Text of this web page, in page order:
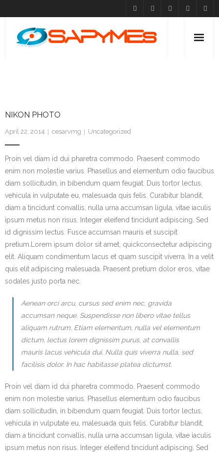
Clientes
Descargas
Contacto
NIKON PHOTO
April 22, 2014 cesarvmg Uncategorized
Proin vel diam id dui pharetra commodo. Praesent commodo
enim non molestie varius. Phasellus and elementum odio faucibus
diam sollicitudin, in bibendum quam feugiat. Duis tortor lectus,
vehicula in vulputate eu, malesuada quis felis. Curabitur blandit,
diam a tincidunt convallis, nulla urna accumsan ligula, vitae iaculis
ipsum metus non risus. Integer eleifend tincidunt adipiscing. Sed
id dignissim lectus. Fusce accumsan mauris et suscipit
pretium.Lorem ipsum dolor sit amet, quickconsectetur adipiscing
elit. Aliquam condimentum lacus et quam suscipit viverra. In a velit
quis elit adipiscing malesuada. Praesent pretium dolor eros, vitae
sodales justo porta nec.
Aenean orci arcu, cursus sed enim nec, gravida
accumsan neque. Suspendisse non libero vitae tellus
aliquam rutrum. Etiam elementum, nulla vel elementum
dictum, lectus lorem dignissim purus, at convallis
mauris lacus vehicula dui. Nulla quis viverra nulla, sed
facilisis dolor. In hac habitasse platea dictumst.
Proin vel diam id dui pharetra commodo. Praesent commodo
enim non molestie varius. Phasellus elementum odio faucibus
diam sollicitudin, in bibendum quam feugiat. Duis tortor lectus,
vehicula in vulputate eu, malesuada quis felis. Curabitur blandit,
diam a tincidunt convallis, nulla urna accumsan ligula, vitae iaculis
ipsum metus non risus. Integer eleifend tincidunt adipiscing. Sed